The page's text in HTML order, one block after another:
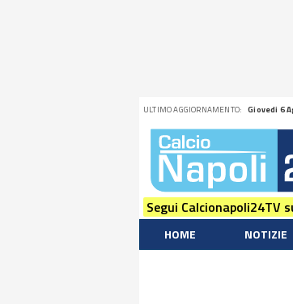
ULTIMO AGGIORNAMENTO: Giovedi 6
Segui Calcionapoli24TV
HOME NOTIZIE